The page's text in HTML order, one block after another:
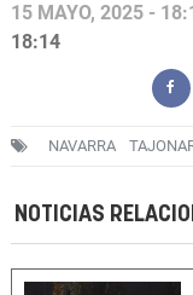
15 MAYO, 2025 -
18:14
NAVARRA
NOTICIAS